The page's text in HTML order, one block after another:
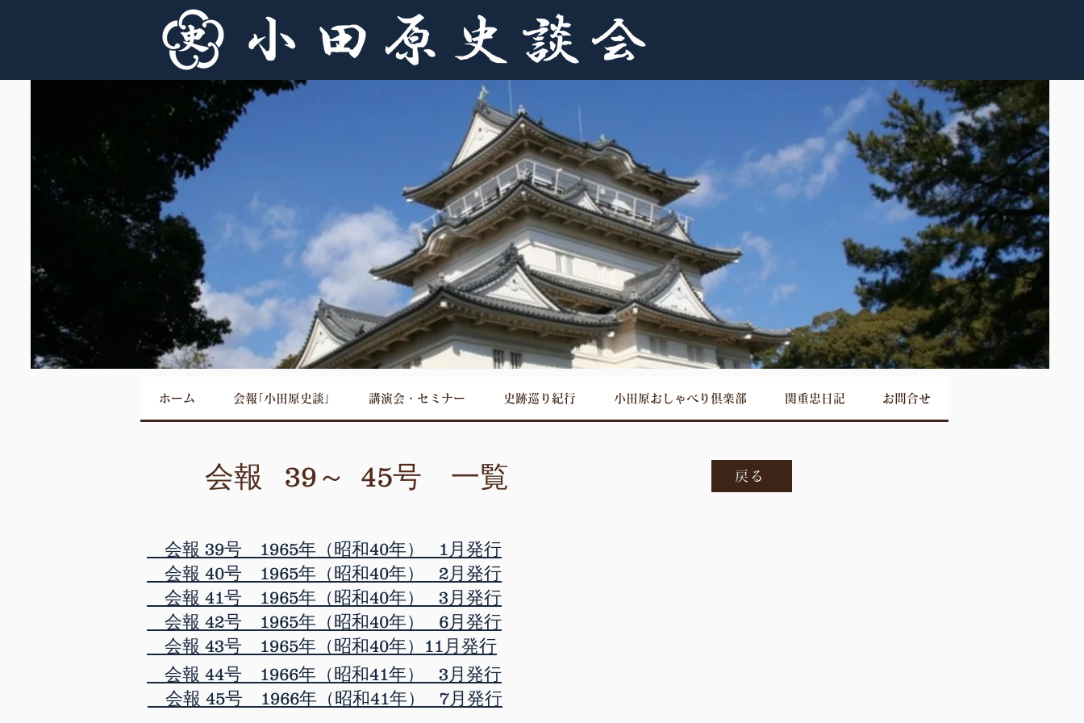
会報 39～ 45号 一覧 戻る
会報 39号 1965年（昭和40年） 1月発行
会報 40号 1965年（昭和40年） 2月発行
会報 41号 1965年（昭和40年） 3月発行
会報 42号 1965年（昭和40年） 6月発行
会報 43号 1965年（昭和40年）11月発行
会報 44号 1966年（昭和41年） 3月発行
会報 45号 1966年（昭和41年） 7月発行
ホーム 会報｢小田原史談｣ 講演会・セミナー 史跡巡り紀行 小田原おしゃべり倶楽部 関重忠日記 お問合せ